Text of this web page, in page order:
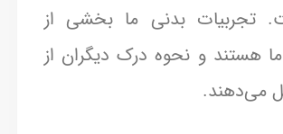
تجربیات بدنی ما بخشی از
هستند و نحوه درک دیگران از
می‌دهند.